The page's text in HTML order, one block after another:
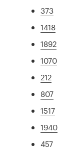
373
1418
1892
1070
212
807
1517
1940
457